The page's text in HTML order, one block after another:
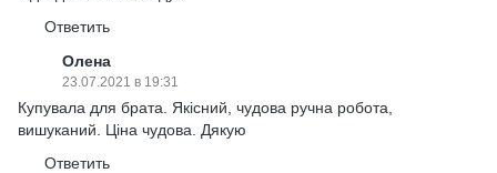
Ответить
Олена
23.07.2021 в 19:31
Купувала для брата. Якісний, чудова ручна робота,
вишуканий. Ціна чудова. Дякую
Ответить